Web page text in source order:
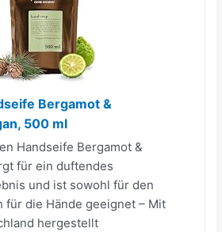
Bergamot &
500 ml
Handseife Bergamot &
für ein duftendes
und ist sowohl für den
für die Hände geeignet – Mit
hergestellt